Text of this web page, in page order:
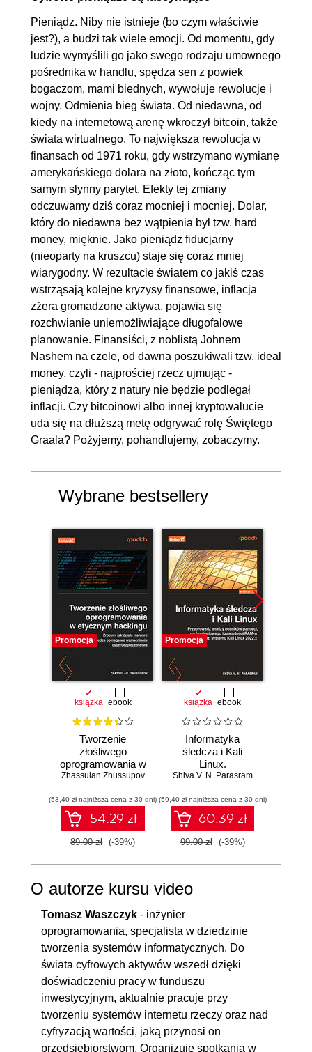
Pieniądz. Niby nie istnieje (bo czym właściwie
jest?), a budzi tak wiele emocji. Od momentu, gdy
ludzie wymyślili go jako swego rodzaju umownego
pośrednika w handlu, spędza sen z powiek
bogaczom, mami biednych, wywołuje rewolucje i
wojny. Odmienia bieg świata. Od niedawna, od
kiedy na internetową arenę wkroczył bitcoin, także
świata wirtualnego. To największa rewolucja w
finansach od 1971 roku, gdy wstrzymano wymianę
amerykańskiego dolara na złoto, kończąc tym
samym słynny parytet. Efekty tej zmiany
odczuwamy dziś coraz mocniej i mocniej. Dolar,
który do niedawna bez wątpienia był tzw. hard
money, mięknie. Jako pieniądz fiducjarny
(nieoparty na kruszcu) staje się coraz mniej
wiarygodny. W rezultacie światem co jakiś czas
wstrząsają kolejne kryzysy finansowe, inflacja
zżera gromadzone aktywa, pojawia się
rozchwianie uniemożliwiające długofalowe
planowanie. Finansiści, z noblistą Johnem
Nashem na czele, od dawna poszukiwali tzw. ideal
money, czyli - najprościej rzecz ujmując -
pieniądza, który z natury nie będzie podlegał
inflacji. Czy bitcoinowi albo innej kryptowalucie
uda się na dłuższą metę odgrywać rolę Świętego
Graala? Pożyjemy, pohandlujemy, zobaczymy.
Wybrane bestsellery
Promocja
książka ebook
Tworzenie
złośliwego
oprogramowania w
etycznym
jak działa malware
i jak ta wiedza
pomaga we
wzmacnianiu
Zhassulan Zhussupov
(53,40 zł najniższa cena z 30 dni)
54.29 zł
89.00 zł (-39%)
Promocja
książka ebook
Informatyka
śledcza i Kali
Linux.
Przeprowadź
pamięci, ruchu
sieciowego i
zawartości RAM-u
za pomocą
Kali Linux 2022.x.
Shiva V. N. Parasram
(59,40 zł najniższa cena z 30 dni)
60.39 zł
99.00 zł (-39%)
O autorze kursu video
Tomasz Waszczyk - inżynier
oprogramowania, specjalista w dziedzinie
tworzenia systemów informatycznych. Do
świata cyfrowych aktywów wszedł dzięki
doświadczeniu pracy w funduszu
inwestycyjnym, aktualnie pracuje przy
tworzeniu systemów internetu rzeczy oraz nad
cyfryzacją wartości, jaką przynosi on
przedsiębiorstwom. Organizuje spotkania w